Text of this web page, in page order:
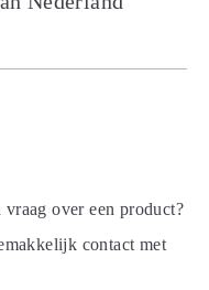
over een product?
contact met